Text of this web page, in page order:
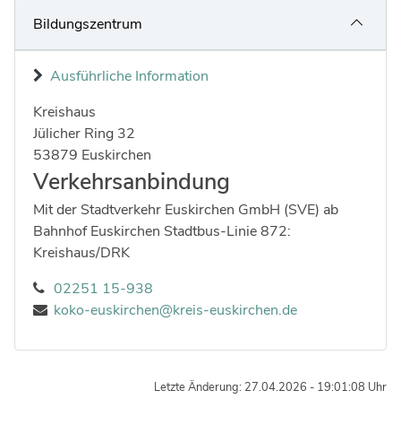
Bildungszentrum
Ausführliche Information
Kreishaus
Strasse:
Jülicher Ring Hausnummer:
32
Postleitzahl:
53879 Ort:
Euskirchen
Verkehrsanbindung
Mit der Stadtverkehr Euskirchen GmbH (SVE) ab
Bahnhof Euskirchen Stadtbus-Linie 872:
Kreishaus/DRK
02251 15-938
koko-euskirchen@kreis-euskirchen.de
Letzte Änderung: 27.04.2026 - 19:01:08 Uhr